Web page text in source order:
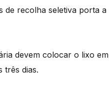
de recolha seletiva porta a
devem colocar o lixo em
três dias.